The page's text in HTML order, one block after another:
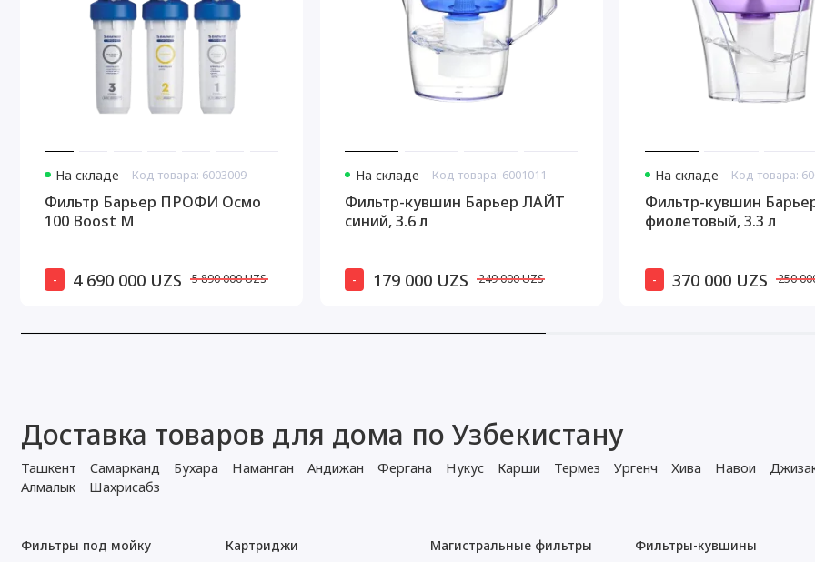
На складе Код товара: 6003009
Фильтр Барьер ПРОФИ Осмо
100 Boost М
- 4 690 000 UZS 5 890 000 UZS
На складе Код товара: 6001011
Фильтр-кувшин Барьер ЛАЙТ
синий, 3.6 л
- 179 000 UZS 249 000 UZS
На складе Код товара:
Фильтр-кувшин
фиолетовый, 3.3 л
- 370 000 UZS 250
Доставка товаров для дома по Узбекистану
Ташкент Самарканд Бухара Наманган Андижан Фергана Нукус Карши Термез Ургенч Хива Навои
Алмалык
Шахрисабз
Фильтры под мойку Картриджи Магистральные фильтры Фильтры-кувшины